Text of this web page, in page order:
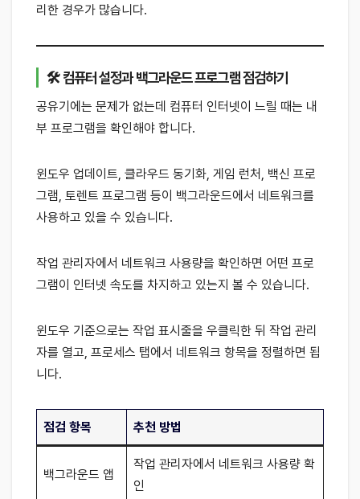
리한 경우가 많습니다.
🛠 컴퓨터 설정과 백그라운드 프로그램 점검하기
공유기에는 문제가 없는데 컴퓨터 인터넷이 느릴 때는 내
부 프로그램을 확인해야 합니다.
윈도우 업데이트, 클라우드 동기화, 게임 런처, 백신 프로
그램, 토렌트 프로그램 등이 백그라운드에서 네트워크를
사용하고 있을 수 있습니다.
작업 관리자에서 네트워크 사용량을 확인하면 어떤 프로
그램이 인터넷 속도를 차지하고 있는지 볼 수 있습니다.
윈도우 기준으로는 작업 표시줄을 우클릭한 뒤 작업 관리
자를 열고, 프로세스 탭에서 네트워크 항목을 정렬하면 됩
니다.
점검 항목 추천 방법
백그라운드 앱
작업 관리자에서 네트워크 사용량 확
인